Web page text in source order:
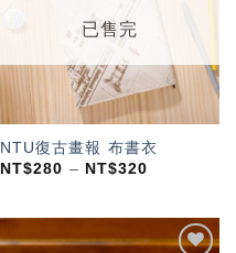
已售完
NTU復古畫報 布書衣
NT$280 – NT$320